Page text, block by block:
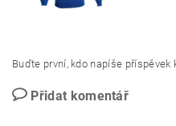
Buďte první, kdo napíše příspěvek
Přidat komentář